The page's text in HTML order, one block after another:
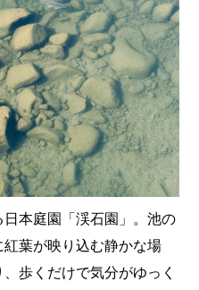
本庭園「渓石園」。池の
葉が映り込む静かな場
歩くだけで気分がゆっく